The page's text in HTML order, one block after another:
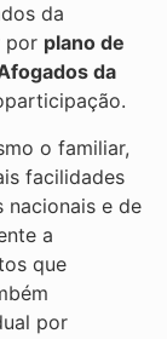
da
por plano de
da
o familiar,
facilidades
nacionais e de
a
que
por